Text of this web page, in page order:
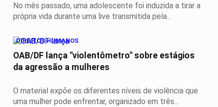
No mês passado, uma adolescente foi induzida a tirar a
própria vida durante uma live transmitida pela...
DIREITOS HUMANOS
OAB/DF lança "violentômetro" sobre estágios
da agressão a mulheres
O material expõe os diferentes níveis de violência que
uma mulher pode enfrentar, organizado em três...